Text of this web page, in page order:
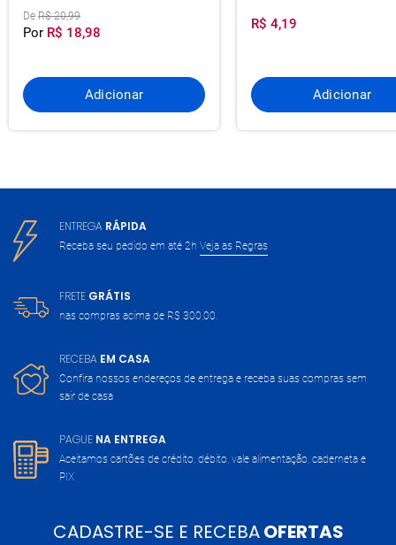
De R$ 20,99
Por R$ 18,98
Adicionar
R$ 4,19
Adicionar
ENTREGA RÁPIDA
Receba seu pedido em até 2h Veja as Regras
FRETE GRÁTIS
nas compras acima de R$ 300,00.
RECEBA EM CASA
Confira nossos endereços de entrega e receba suas compras sem
sair de casa
PAGUE NA ENTREGA
Aceitamos cartões de crédito, débito, vale alimentação, caderneta e
PIX
CADASTRE-SE E RECEBAOFERTAS